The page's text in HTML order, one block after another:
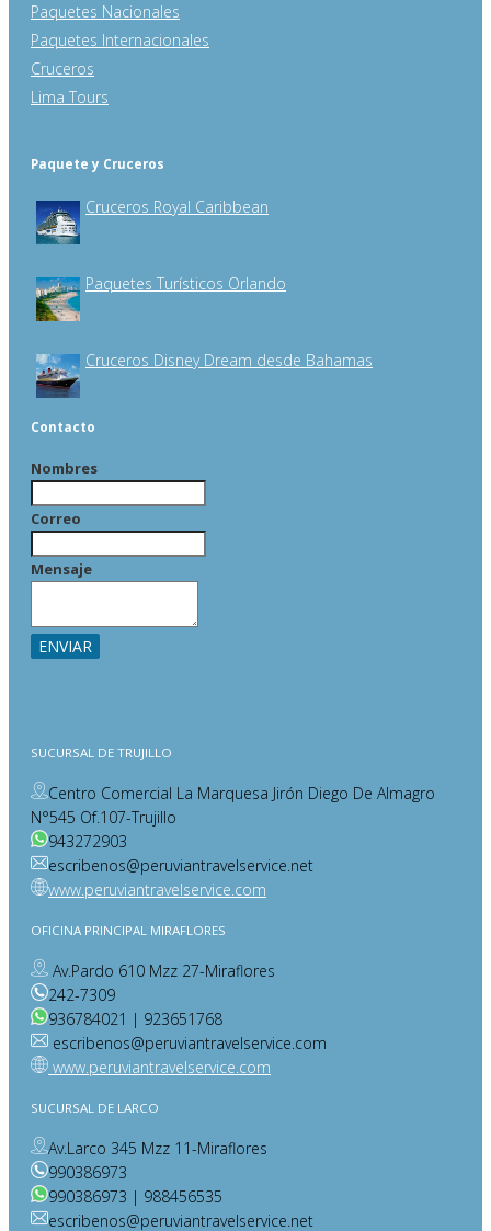
Paquetes Nacionales
Paquetes Internacionales
Cruceros
Lima Tours
Paquete y Cruceros
Cruceros Royal Caribbean
Paquetes Turísticos Orlando
Cruceros Disney Dream desde Bahamas
Contacto
Nombres
Correo
Mensaje
SUCURSAL DE TRUJILLO
Centro Comercial La Marquesa Jirón Diego De Almagro
N°545 Of.107-Trujillo
943272903
escribenos@peruviantravelservice.net
www.peruviantravelservice.com
OFICINA PRINCIPAL MIRAFLORES
Av.Pardo 610 Mzz 27-Miraflores
242-7309
936784021 | 923651768
escribenos@peruviantravelservice.com
www.peruviantravelservice.com
SUCURSAL DE LARCO
Av.Larco 345 Mzz 11-Miraflores
990386973
990386973 | 988456535
escribenos@peruviantravelservice.net